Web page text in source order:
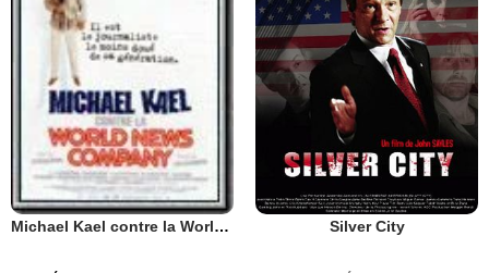
Michael Kael contre la World News Company Silver City